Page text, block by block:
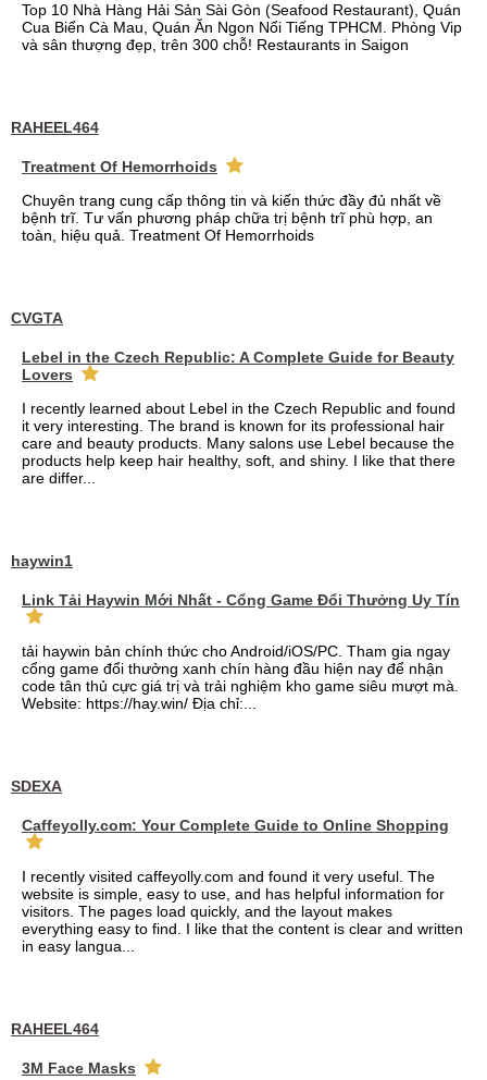
Top 10 Nhà Hàng Hải Sản Sài Gòn (Seafood Restaurant), Quán
Cua Biển Cà Mau, Quán Ăn Ngon Nổi Tiếng TPHCM. Phòng Vip
và sân thượng đẹp, trên 300 chỗ! Restaurants in Saigon
RAHEEL464
Treatment Of Hemorrhoids
Chuyên trang cung cấp thông tin và kiến thức đầy đủ nhất về
bệnh trĩ. Tư vấn phương pháp chữa trị bệnh trĩ phù hợp, an
toàn, hiệu quả. Treatment Of Hemorrhoids
CVGTA
Lebel in the Czech Republic: A Complete Guide for Beauty
Lovers
I recently learned about Lebel in the Czech Republic and found
it very interesting. The brand is known for its professional hair
care and beauty products. Many salons use Lebel because the
products help keep hair healthy, soft, and shiny. I like that there
are differ...
haywin1
Link Tải Haywin Mới Nhất - Cổng Game Đổi Thưởng Uy Tín
tải haywin bản chính thức cho Android/iOS/PC. Tham gia ngay
cổng game đổi thưởng xanh chín hàng đầu hiện nay để nhận
code tân thủ cực giá trị và trải nghiệm kho game siêu mượt mà.
Website: https://hay.win/ Địa chỉ:...
SDEXA
Caffeyolly.com: Your Complete Guide to Online Shopping
I recently visited caffeyolly.com and found it very useful. The
website is simple, easy to use, and has helpful information for
visitors. The pages load quickly, and the layout makes
everything easy to find. I like that the content is clear and written
in easy langua...
RAHEEL464
3M Face Masks